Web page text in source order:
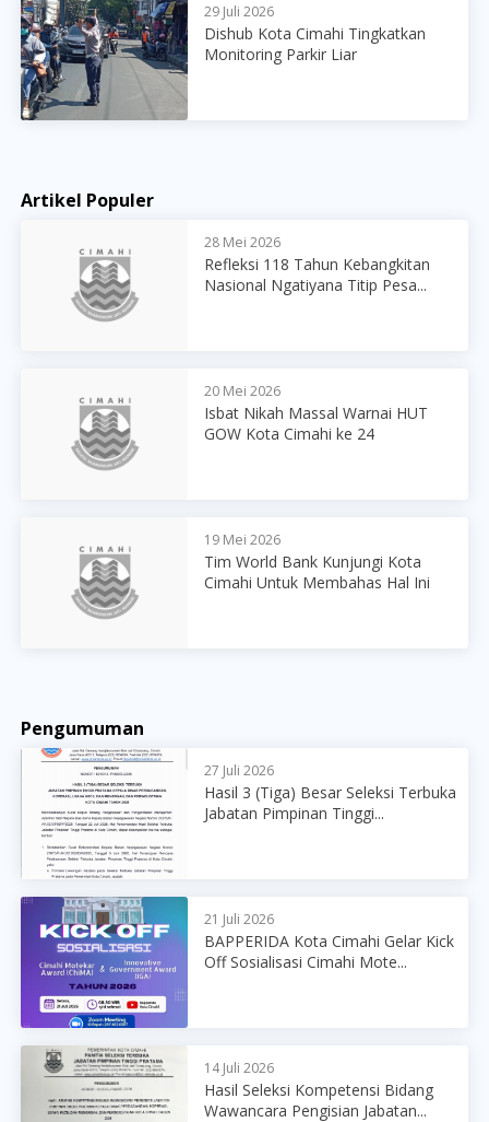
29 Juli 2026
Dishub Kota Cimahi Tingkatkan
Monitoring Parkir Liar
Artikel Populer
28 Mei 2026
Refleksi 118 Tahun Kebangkitan
Nasional Ngatiyana Titip Pesa...
20 Mei 2026
Isbat Nikah Massal Warnai HUT
GOW Kota Cimahi ke 24
19 Mei 2026
Tim World Bank Kunjungi Kota
Cimahi Untuk Membahas Hal Ini
Pengumuman
27 Juli 2026
Hasil 3 (Tiga) Besar Seleksi Terbuka
Jabatan Pimpinan Tinggi...
21 Juli 2026
BAPPERIDA Kota Cimahi Gelar Kick
Off Sosialisasi Cimahi Mote...
14 Juli 2026
Hasil Seleksi Kompetensi Bidang
Wawancara Pengisian Jabatan...